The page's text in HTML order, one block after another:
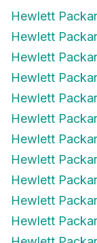
Hewlett
Hewlett
Hewlett
Hewlett
Hewlett
Hewlett
Hewlett
Hewlett
Hewlett
Hewlett
Hewlett
Hewlett